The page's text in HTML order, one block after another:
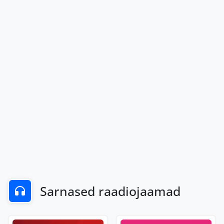
Sarnased raadiojaamad